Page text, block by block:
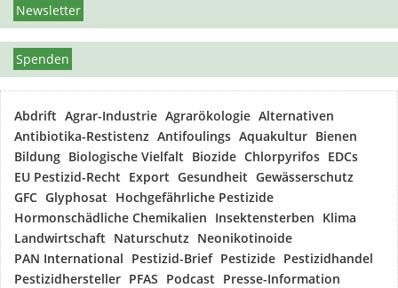
Newsletter
Spenden
Abdrift Agrar-Industrie Agrarökologie Alternativen
Antibiotika-Restistenz Antifoulings Aquakultur Bienen
Bildung Biologische Vielfalt Biozide Chlorpyrifos EDCs
EU Pestizid-Recht Export Gesundheit Gewässerschutz
GFC Glyphosat Hochgefährliche Pestizide
Hormonschädliche Chemikalien Insektensterben Klima
Landwirtschaft Naturschutz Neonikotinoide
PAN International Pestizid-Brief Pestizide Pestizidhandel
Pestizidhersteller PFAS Podcast Presse-Information